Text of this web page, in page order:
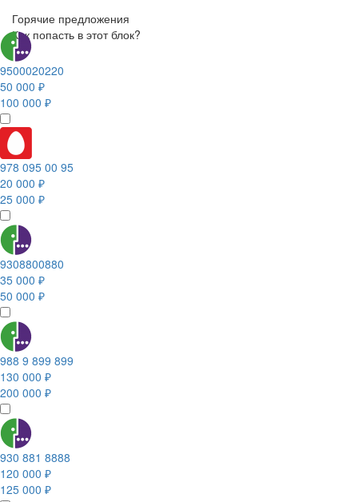
Горячие предложения
Как попасть в этот блок?
9500020220
50 000 ₽
100 000 ₽
978 095 00 95
20 000 ₽
25 000 ₽
9308800880
35 000 ₽
50 000 ₽
988 9 899 899
130 000 ₽
200 000 ₽
930 881 8888
120 000 ₽
125 000 ₽